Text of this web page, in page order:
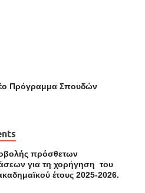
Πρόγραμμα Σπουδών
πρόσθετων
για τη χορήγηση του
έτους 2025-2026.